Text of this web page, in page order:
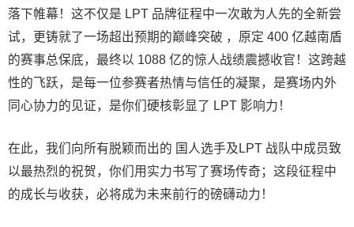
落下帷幕！这不仅是 LPT 品牌征程中一次敢为人先的全新尝
试，更铸就了一场超出预期的巅峰突破 ，原定 400 亿越南盾
的赛事总保底，最终以 1088 亿的惊人战绩震撼收官！这跨越
性的飞跃，是每一位参赛者热情与信任的凝聚，是赛场内外
同心协力的见证，是你们硬核彰显了 LPT 影响力！
在此，我们向所有脱颖而出的 国人选手及LPT 战队中成员致
以最热烈的祝贺，你们用实力书写了赛场传奇；这段征程中
的成长与收获，必将成为未来前行的磅礴动力！